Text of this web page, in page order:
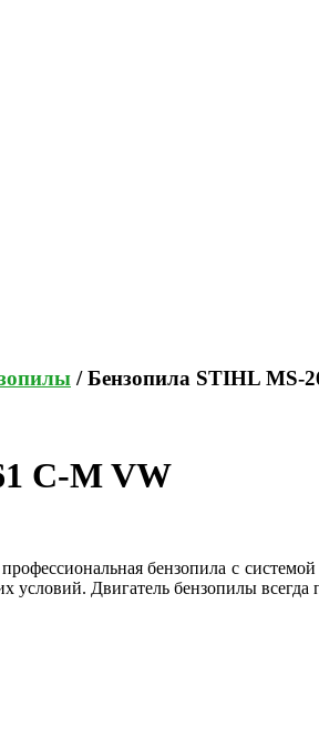
/ Бензопила STIHL MS-
C-M VW
бензопила с
условий. Двигатель бензопилы